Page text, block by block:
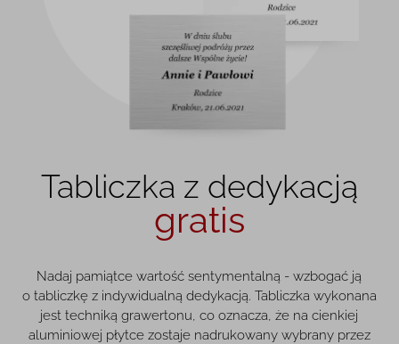
Tabliczka z dedykacją
gratis
Nadaj pamiątce wartość sentymentalną - wzbogać ją
o tabliczkę z indywidualną dedykacją. Tabliczka wykonana
jest techniką grawertonu, co oznacza, że na cienkiej
aluminiowej płytce zostaje nadrukowany wybrany przez